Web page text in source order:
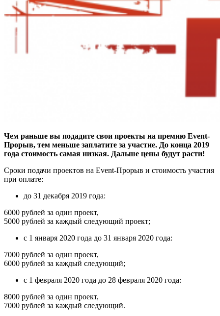
Чем раньше вы подадите свои проекты на премию Event-
Прорыв, тем меньше заплатите за участие. До конца 2019
года стоимость самая низкая. Дальше цены будут расти!
Сроки подачи проектов на Event-Прорыв и стоимость участия
при оплате:
до 31 декабря 2019 года:
6000 рублей за один проект,
5000 рублей за каждый следующий проект;
с 1 января 2020 года до 31 января 2020 года:
7000 рублей за один проект,
6000 рублей за каждый следующий;
с 1 февраля 2020 года до 28 февраля 2020 года:
8000 рублей за один проект,
7000 рублей за каждый следующий.